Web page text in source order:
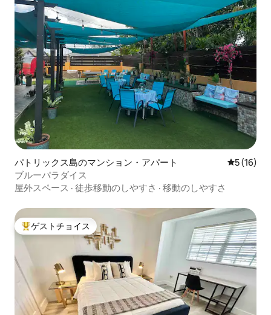
パトリックス島のマンション・アパート レビュー
5 (16)
ブルーパラダイス
屋外スペース · 徒歩移動のしやすさ · 移動のしやすさ
大好評のゲストチョイスです。
ゲストチョイス